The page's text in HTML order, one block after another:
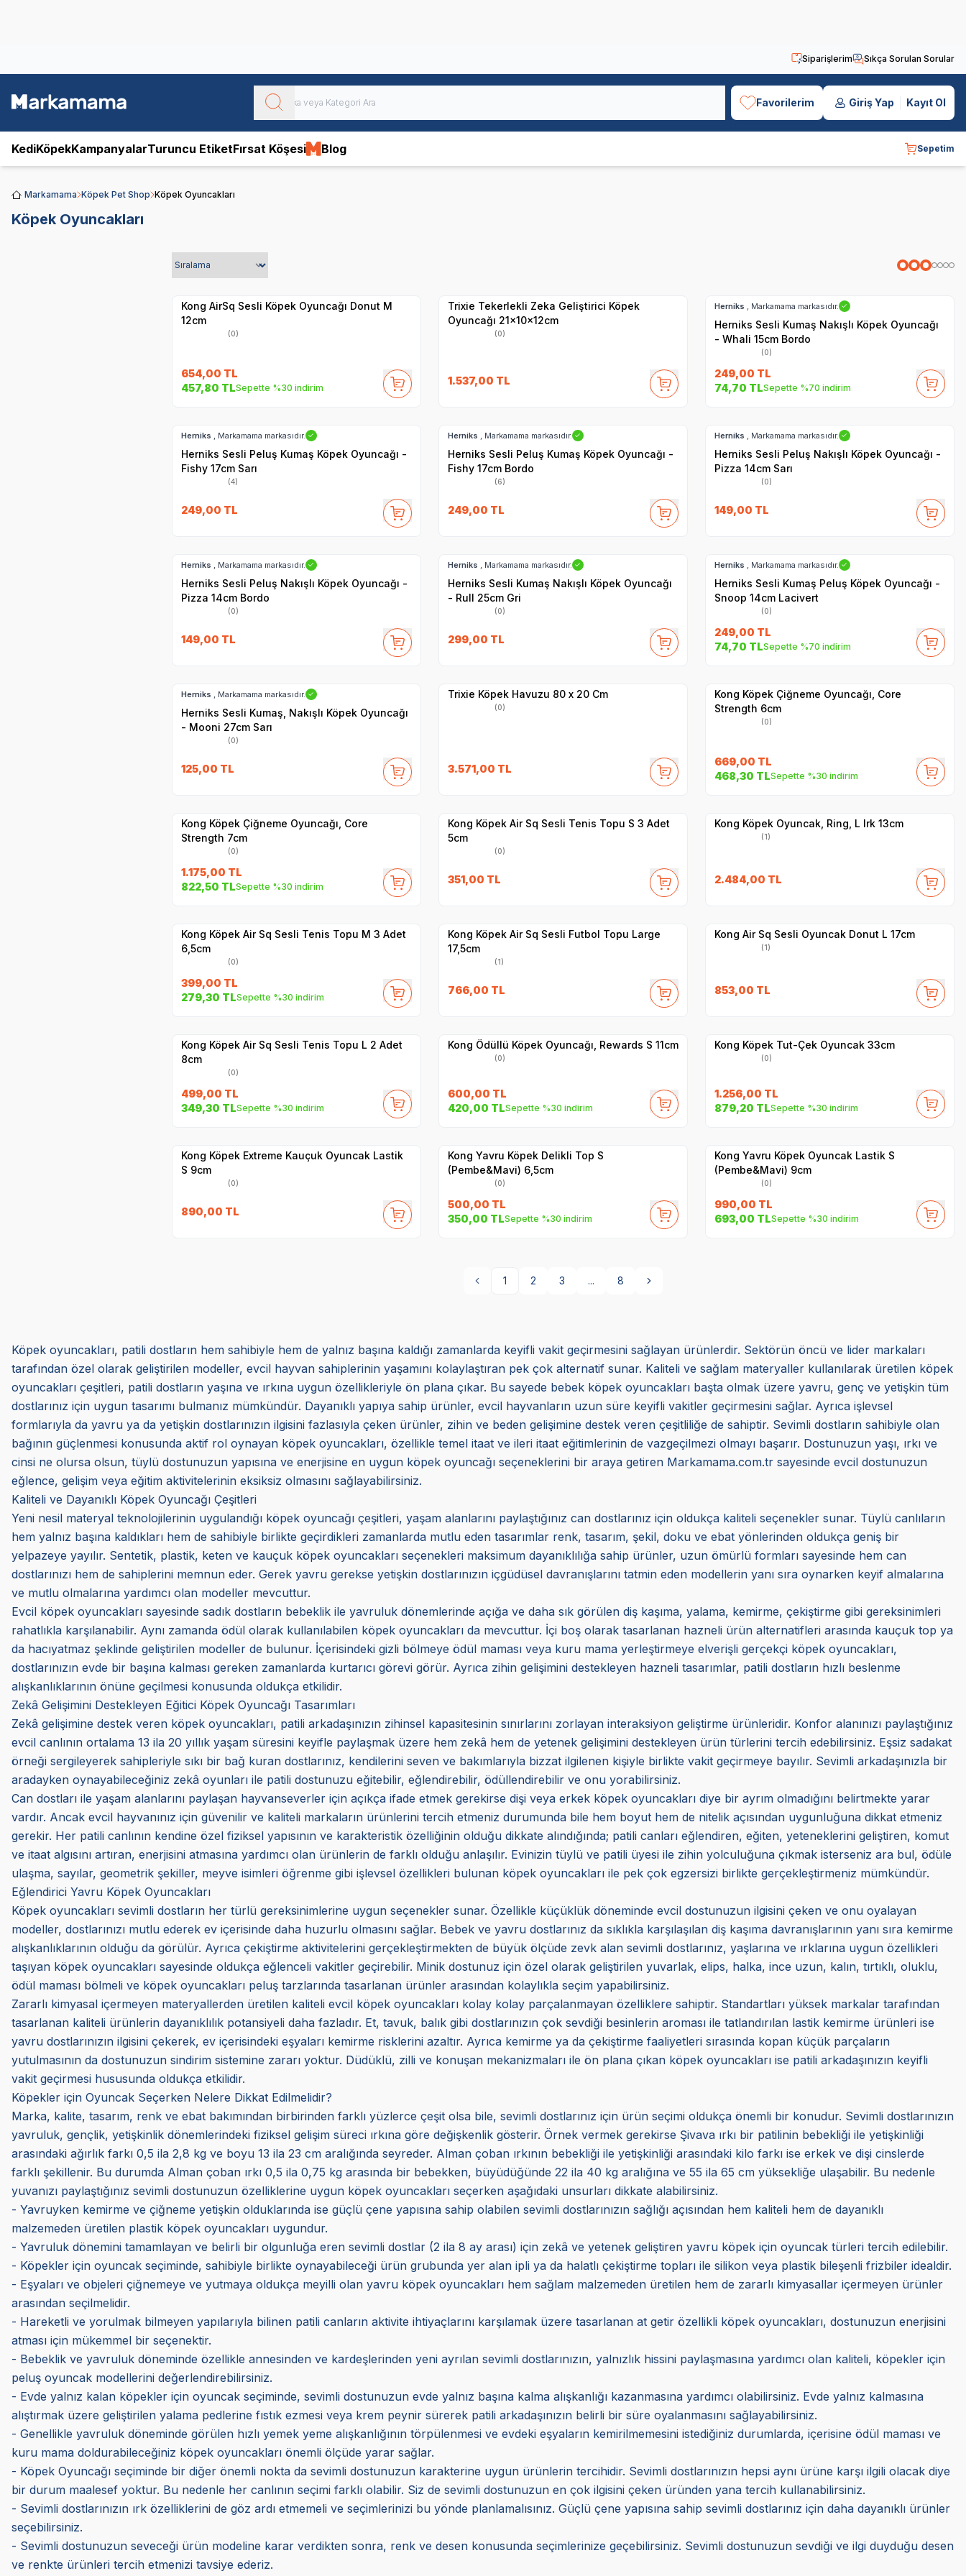
Siparişlerim Sıkça Sorulan Sorular
Favorilerim Giriş Yap Kayıt Ol
KediKöpekKampanyalarTuruncu EtiketFırsat Köşesi Blog Sepetim
Markamama Köpek Pet Shop Köpek Oyuncakları
Köpek Oyuncakları
Satıcı
Kong AirSq Sesli Köpek Oyuncağı Donut M
12cm
(0)
654,00 TL
457,80 TLSepette %30 indirim
Trixie Tekerlekli Zeka Geliştirici Köpek
Oyuncağı 21x10x12cm
(0)
1.537,00 TL
Herniks , Markamama markasıdır. ✓
Herniks Sesli Kumaş Nakışlı Köpek Oyuncağı
- Whali 15cm Bordo
(0)
249,00 TL
74,70 TLSepette %70 indirim
Herniks , Markamama markasıdır. ✓
Herniks Sesli Peluş Kumaş Köpek Oyuncağı -
Fishy 17cm Sarı
(4)
249,00 TL
Herniks , Markamama markasıdır. ✓
Herniks Sesli Peluş Kumaş Köpek Oyuncağı -
Fishy 17cm Bordo
(6)
249,00 TL
Herniks , Markamama markasıdır. ✓
Herniks Sesli Peluş Nakışlı Köpek Oyuncağı -
Pizza 14cm Sarı
(0)
149,00 TL
Herniks , Markamama markasıdır. ✓
Herniks Sesli Peluş Nakışlı Köpek Oyuncağı -
Pizza 14cm Bordo
(0)
149,00 TL
Herniks , Markamama markasıdır. ✓
Herniks Sesli Kumaş Nakışlı Köpek Oyuncağı
- Rull 25cm Gri
(0)
299,00 TL
Herniks , Markamama markasıdır. ✓
Herniks Sesli Kumaş Peluş Köpek Oyuncağı -
Snoop 14cm Lacivert
(0)
249,00 TL
74,70 TLSepette %70 indirim
Herniks , Markamama markasıdır. ✓
Herniks Sesli Kumaş, Nakışlı Köpek Oyuncağı
- Mooni 27cm Sarı
(0)
125,00 TL
Trixie Köpek Havuzu 80 x 20 Cm
(0)
3.571,00 TL
Kong Köpek Çiğneme Oyuncağı, Core
Strength 6cm
(0)
669,00 TL
468,30 TLSepette %30 indirim
Kong Köpek Çiğneme Oyuncağı, Core
Strength 7cm
(0)
1.175,00 TL
822,50 TLSepette %30 indirim
Kong Köpek Air Sq Sesli Tenis Topu S 3 Adet
5cm
(0)
351,00 TL
Kong Köpek Oyuncak, Ring, L Irk 13cm
(1)
2.484,00 TL
Kong Köpek Air Sq Sesli Tenis Topu M 3 Adet
6,5cm
(0)
399,00 TL
279,30 TLSepette %30 indirim
Kong Köpek Air Sq Sesli Futbol Topu Large
17,5cm
(1)
766,00 TL
Kong Air Sq Sesli Oyuncak Donut L 17cm
(1)
853,00 TL
Kong Köpek Air Sq Sesli Tenis Topu L 2 Adet
8cm
(0)
499,00 TL
349,30 TLSepette %30 indirim
Kong Ödüllü Köpek Oyuncağı, Rewards S 11cm
(0)
600,00 TL
420,00 TLSepette %30 indirim
Kong Köpek Tut-Çek Oyuncak 33cm
(0)
1.256,00 TL
879,20 TLSepette %30 indirim
Kong Köpek Extreme Kauçuk Oyuncak Lastik
S 9cm
(0)
890,00 TL
Kong Yavru Köpek Delikli Top S
(Pembe&Mavi) 6,5cm
(0)
500,00 TL
350,00 TLSepette %30 indirim
Kong Yavru Köpek Oyuncak Lastik S
(Pembe&Mavi) 9cm
(0)
990,00 TL
693,00 TLSepette %30 indirim
1 2 3 ... 8
Köpek oyuncakları, patili dostların hem sahibiyle hem de yalnız başına kaldığı zamanlarda keyifli vakit geçirmesini sağlayan ürünlerdir. Sektörün öncü ve lider markaları
tarafından özel olarak geliştirilen modeller, evcil hayvan sahiplerinin yaşamını kolaylaştıran pek çok alternatif sunar. Kaliteli ve sağlam materyaller kullanılarak üretilen köpek
oyuncakları çeşitleri, patili dostların yaşına ve ırkına uygun özellikleriyle ön plana çıkar. Bu sayede bebek köpek oyuncakları başta olmak üzere yavru, genç ve yetişkin tüm
dostlarınız için uygun tasarımı bulmanız mümkündür. Dayanıklı yapıya sahip ürünler, evcil hayvanların uzun süre keyifli vakitler geçirmesini sağlar. Ayrıca işlevsel
formlarıyla da yavru ya da yetişkin dostlarınızın ilgisini fazlasıyla çeken ürünler, zihin ve beden gelişimine destek veren çeşitliliğe de sahiptir. Sevimli dostların sahibiyle olan
bağının güçlenmesi konusunda aktif rol oynayan köpek oyuncakları, özellikle temel itaat ve ileri itaat eğitimlerinin de vazgeçilmezi olmayı başarır. Dostunuzun yaşı, ırkı ve
cinsi ne olursa olsun, tüylü dostunuzun yapısına ve enerjisine en uygun köpek oyuncağı seçeneklerini bir araya getiren Markamama.com.tr sayesinde evcil dostunuzun
eğlence, gelişim veya eğitim aktivitelerinin eksiksiz olmasını sağlayabilirsiniz.
Kaliteli ve Dayanıklı Köpek Oyuncağı Çeşitleri
Yeni nesil materyal teknolojilerinin uygulandığı köpek oyuncağı çeşitleri, yaşam alanlarını paylaştığınız can dostlarınız için oldukça kaliteli seçenekler sunar. Tüylü canlıların
hem yalnız başına kaldıkları hem de sahibiyle birlikte geçirdikleri zamanlarda mutlu eden tasarımlar renk, tasarım, şekil, doku ve ebat yönlerinden oldukça geniş bir
yelpazeye yayılır. Sentetik, plastik, keten ve kauçuk köpek oyuncakları seçenekleri maksimum dayanıklılığa sahip ürünler, uzun ömürlü formları sayesinde hem can
dostlarınızı hem de sahiplerini memnun eder. Gerek yavru gerekse yetişkin dostlarınızın içgüdüsel davranışlarını tatmin eden modellerin yanı sıra oynarken keyif almalarına
ve mutlu olmalarına yardımcı olan modeller mevcuttur.
Evcil köpek oyuncakları sayesinde sadık dostların bebeklik ile yavruluk dönemlerinde açığa ve daha sık görülen diş kaşıma, yalama, kemirme, çekiştirme gibi gereksinimleri
rahatlıkla karşılanabilir. Aynı zamanda ödül olarak kullanılabilen köpek oyuncakları da mevcuttur. İçi boş olarak tasarlanan hazneli ürün alternatifleri arasında kauçuk top ya
da hacıyatmaz şeklinde geliştirilen modeller de bulunur. İçerisindeki gizli bölmeye ödül maması veya kuru mama yerleştirmeye elverişli gerçekçi köpek oyuncakları,
dostlarınızın evde bir başına kalması gereken zamanlarda kurtarıcı görevi görür. Ayrıca zihin gelişimini destekleyen hazneli tasarımlar, patili dostların hızlı beslenme
alışkanlıklarının önüne geçilmesi konusunda oldukça etkilidir.
Zekâ Gelişimini Destekleyen Eğitici Köpek Oyuncağı Tasarımları
Zekâ gelişimine destek veren köpek oyuncakları, patili arkadaşınızın zihinsel kapasitesinin sınırlarını zorlayan interaksiyon geliştirme ürünleridir. Konfor alanınızı paylaştığınız
evcil canlının ortalama 13 ila 20 yıllık yaşam süresini keyifle paylaşmak üzere hem zekâ hem de yetenek gelişimini destekleyen ürün türlerini tercih edebilirsiniz. Eşsiz sadakat
örneği sergileyerek sahipleriyle sıkı bir bağ kuran dostlarınız, kendilerini seven ve bakımlarıyla bizzat ilgilenen kişiyle birlikte vakit geçirmeye bayılır. Sevimli arkadaşınızla bir
aradayken oynayabileceğiniz zekâ oyunları ile patili dostunuzu eğitebilir, eğlendirebilir, ödüllendirebilir ve onu yorabilirsiniz.
Can dostları ile yaşam alanlarını paylaşan hayvanseverler için açıkça ifade etmek gerekirse dişi veya erkek köpek oyuncakları diye bir ayrım olmadığını belirtmekte yarar
vardır. Ancak evcil hayvanınız için güvenilir ve kaliteli markaların ürünlerini tercih etmeniz durumunda bile hem boyut hem de nitelik açısından uygunluğuna dikkat etmeniz
gerekir. Her patili canlının kendine özel fiziksel yapısının ve karakteristik özelliğinin olduğu dikkate alındığında; patili canları eğlendiren, eğiten, yeteneklerini geliştiren, komut
ve itaat algısını artıran, enerjisini atmasına yardımcı olan ürünlerin de farklı olduğu anlaşılır. Evinizin tüylü ve patili üyesi ile zihin yolculuğuna çıkmak isterseniz ara bul, ödüle
ulaşma, sayılar, geometrik şekiller, meyve isimleri öğrenme gibi işlevsel özellikleri bulunan köpek oyuncakları ile pek çok egzersizi birlikte gerçekleştirmeniz mümkündür.
Eğlendirici Yavru Köpek Oyuncakları
Köpek oyuncakları sevimli dostların her türlü gereksinimlerine uygun seçenekler sunar. Özellikle küçüklük döneminde evcil dostunuzun ilgisini çeken ve onu oyalayan
modeller, dostlarınızı mutlu ederek ev içerisinde daha huzurlu olmasını sağlar. Bebek ve yavru dostlarınız da sıklıkla karşılaşılan diş kaşıma davranışlarının yanı sıra kemirme
alışkanlıklarının olduğu da görülür. Ayrıca çekiştirme aktivitelerini gerçekleştirmekten de büyük ölçüde zevk alan sevimli dostlarınız, yaşlarına ve ırklarına uygun özellikleri
taşıyan köpek oyuncakları sayesinde oldukça eğlenceli vakitler geçirebilir. Minik dostunuz için özel olarak geliştirilen yuvarlak, elips, halka, ince uzun, kalın, tırtıklı, oluklu,
ödül maması bölmeli ve köpek oyuncakları peluş tarzlarında tasarlanan ürünler arasından kolaylıkla seçim yapabilirsiniz.
Zararlı kimyasal içermeyen materyallerden üretilen kaliteli evcil köpek oyuncakları kolay kolay parçalanmayan özelliklere sahiptir. Standartları yüksek markalar tarafından
tasarlanan kaliteli ürünlerin dayanıklılık potansiyeli daha fazladır. Et, tavuk, balık gibi dostlarınızın çok sevdiği besinlerin aroması ile tatlandırılan lastik kemirme ürünleri ise
yavru dostlarınızın ilgisini çekerek, ev içerisindeki eşyaları kemirme risklerini azaltır. Ayrıca kemirme ya da çekiştirme faaliyetleri sırasında kopan küçük parçaların
yutulmasının da dostunuzun sindirim sistemine zararı yoktur. Düdüklü, zilli ve konuşan mekanizmaları ile ön plana çıkan köpek oyuncakları ise patili arkadaşınızın keyifli
vakit geçirmesi hususunda oldukça etkilidir.
Köpekler için Oyuncak Seçerken Nelere Dikkat Edilmelidir?
Marka, kalite, tasarım, renk ve ebat bakımından birbirinden farklı yüzlerce çeşit olsa bile, sevimli dostlarınız için ürün seçimi oldukça önemli bir konudur. Sevimli dostlarınızın
yavruluk, gençlik, yetişkinlik dönemlerindeki fiziksel gelişim süreci ırkına göre değişkenlik gösterir. Örnek vermek gerekirse Şivava ırkı bir patilinin bebekliği ile yetişkinliği
arasındaki ağırlık farkı 0,5 ila 2,8 kg ve boyu 13 ila 23 cm aralığında seyreder. Alman çoban ırkının bebekliği ile yetişkinliği arasındaki kilo farkı ise erkek ve dişi cinslerde
farklı şekillenir. Bu durumda Alman çoban ırkı 0,5 ila 0,75 kg arasında bir bebekken, büyüdüğünde 22 ila 40 kg aralığına ve 55 ila 65 cm yüksekliğe ulaşabilir. Bu nedenle
yuvanızı paylaştığınız sevimli dostunuzun özelliklerine uygun köpek oyuncakları seçerken aşağıdaki unsurları dikkate alabilirsiniz.
- Yavruyken kemirme ve çiğneme yetişkin olduklarında ise güçlü çene yapısına sahip olabilen sevimli dostlarınızın sağlığı açısından hem kaliteli hem de dayanıklı
malzemeden üretilen plastik köpek oyuncakları uygundur.
- Yavruluk dönemini tamamlayan ve belirli bir olgunluğa eren sevimli dostlar (2 ila 8 ay arası) için zekâ ve yetenek geliştiren yavru köpek için oyuncak türleri tercih edilebilir.
- Köpekler için oyuncak seçiminde, sahibiyle birlikte oynayabileceği ürün grubunda yer alan ipli ya da halatlı çekiştirme topları ile silikon veya plastik bileşenli frizbiler idealdir.
- Eşyaları ve objeleri çiğnemeye ve yutmaya oldukça meyilli olan yavru köpek oyuncakları hem sağlam malzemeden üretilen hem de zararlı kimyasallar içermeyen ürünler
arasından seçilmelidir.
- Hareketli ve yorulmak bilmeyen yapılarıyla bilinen patili canların aktivite ihtiyaçlarını karşılamak üzere tasarlanan at getir özellikli köpek oyuncakları, dostunuzun enerjisini
atması için mükemmel bir seçenektir.
- Bebeklik ve yavruluk döneminde özellikle annesinden ve kardeşlerinden yeni ayrılan sevimli dostlarınızın, yalnızlık hissini paylaşmasına yardımcı olan kaliteli, köpekler için
peluş oyuncak modellerini değerlendirebilirsiniz.
- Evde yalnız kalan köpekler için oyuncak seçiminde, sevimli dostunuzun evde yalnız başına kalma alışkanlığı kazanmasına yardımcı olabilirsiniz. Evde yalnız kalmasına
alıştırmak üzere geliştirilen yalama pedlerine fıstık ezmesi veya krem peynir sürerek patili arkadaşınızın belirli bir süre oyalanmasını sağlayabilirsiniz.
- Genellikle yavruluk döneminde görülen hızlı yemek yeme alışkanlığının törpülenmesi ve evdeki eşyaların kemirilmemesini istediğiniz durumlarda, içerisine ödül maması ve
kuru mama doldurabileceğiniz köpek oyuncakları önemli ölçüde yarar sağlar.
- Köpek Oyuncağı seçiminde bir diğer önemli nokta da sevimli dostunuzun karakterine uygun ürünlerin tercihidir. Sevimli dostlarınızın hepsi aynı ürüne karşı ilgili olacak diye
bir durum maalesef yoktur. Bu nedenle her canlının seçimi farklı olabilir. Siz de sevimli dostunuzun en çok ilgisini çeken üründen yana tercih kullanabilirsiniz.
- Sevimli dostlarınızın ırk özelliklerini de göz ardı etmemeli ve seçimlerinizi bu yönde planlamalısınız. Güçlü çene yapısına sahip sevimli dostlarınız için daha dayanıklı ürünler
seçebilirsiniz.
- Sevimli dostunuzun seveceği ürün modeline karar verdikten sonra, renk ve desen konusunda seçimlerinize geçebilirsiniz. Sevimli dostunuzun sevdiği ve ilgi duyduğu desen
ve renkte ürünleri tercih etmenizi tavsiye ederiz.